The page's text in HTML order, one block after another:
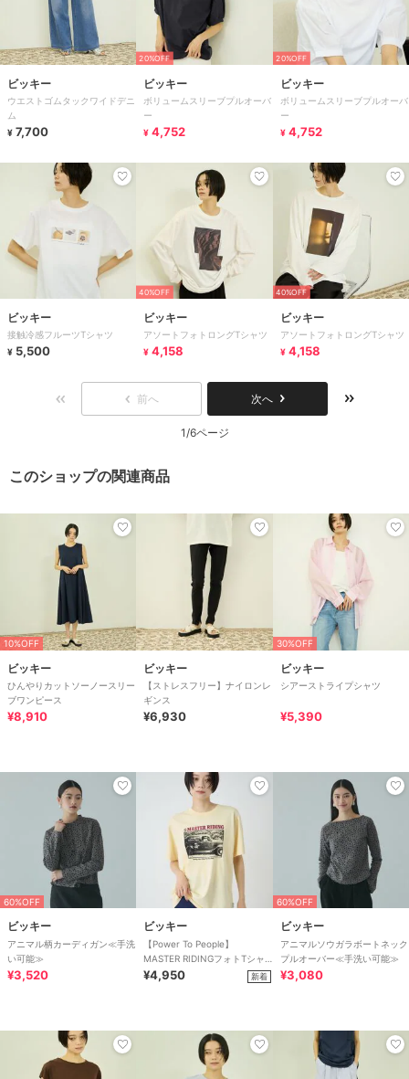
ビッキー
ウエストゴムタックワイドデニ
ム
¥ 7,700
20%OFF
ビッキー
ボリュームスリーブプルオーバ
ー
¥ 4,752
20%OFF
ビッキー
ボリュームスリーブプルオーバ
ー
¥ 4,752
ビッキー
接触冷感フルーツTシャツ
¥ 5,500
40%OFF
ビッキー
アソートフォトロングTシャツ
¥ 4,158
40%OFF
ビッキー
アソートフォトロングTシャツ
¥ 4,158
前へ 次へ
1/6ページ
このショップの関連商品
10%OFF
ビッキー
ひんやりカットソーノースリー
ブワンピース
¥8,910
ビッキー
【ストレスフリー】ナイロンレ
ギンス
¥6,930
30%OFF
ビッキー
シアーストライプシャツ
¥5,390
60%OFF
ビッキー
アニマル柄カーディガン≪手洗
い可能≫
¥3,520
ビッキー
【Power To People】
MASTER RIDINGフォトTシャ
ツ
¥4,950 新着
60%OFF
ビッキー
アニマルソウガラボートネック
プルオーバー≪手洗い可能≫
¥3,080